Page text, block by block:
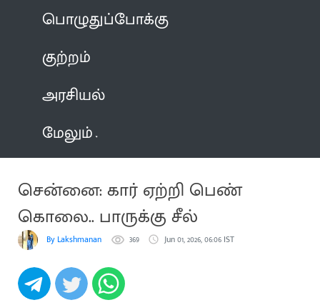
பொழுதுப்போக்கு
குற்றம்
அரசியல்
மேலும்
சென்னை: கார் ஏற்றி பெண்
கொலை.. பாருக்கு சீல்
By Lakshmanan 369 Jun 01, 2026, 06:06 IST